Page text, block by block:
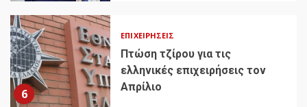
6
ΕΠΙΧΕΙΡΉΣΕΙΣ
Πτώση τζίρου για τις
ελληνικές επιχειρήσεις τον
Απρίλιο